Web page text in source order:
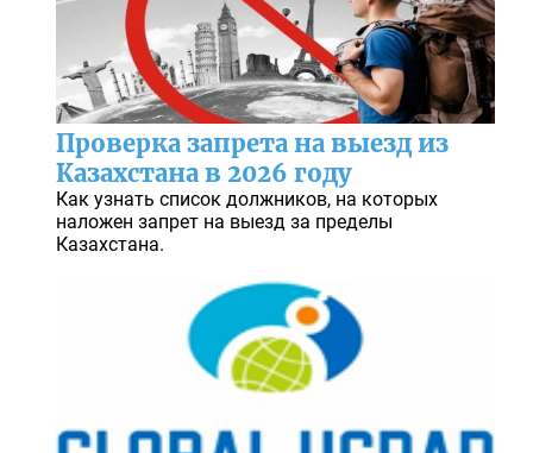
Проверка запрета на выезд из
Казахстана в 2026 году
Как узнать список должников, на которых
наложен запрет на выезд за пределы
Казахстана.